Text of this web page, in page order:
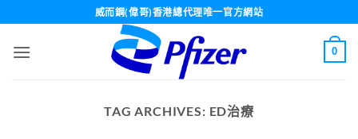
to
content
威而鋼(偉哥)香港總代理唯一官方網站
0
TAG ARCHIVES: ED治療